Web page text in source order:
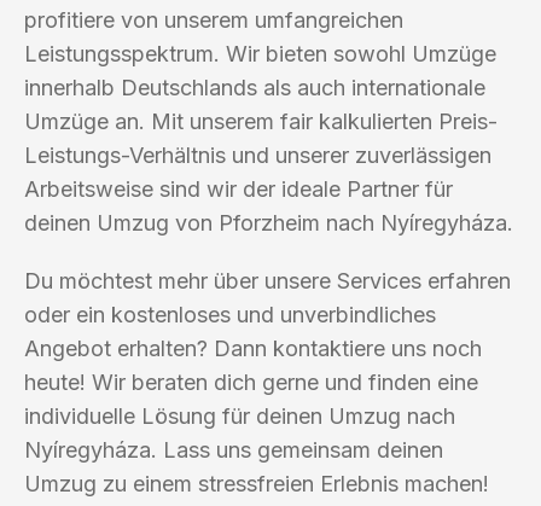
profitiere von unserem umfangreichen
Leistungsspektrum. Wir bieten sowohl Umzüge
innerhalb Deutschlands als auch internationale
Umzüge an. Mit unserem fair kalkulierten Preis-
Leistungs-Verhältnis und unserer zuverlässigen
Arbeitsweise sind wir der ideale Partner für
deinen Umzug von Pforzheim nach Nyíregyháza.
Du möchtest mehr über unsere Services erfahren
oder ein kostenloses und unverbindliches
Angebot erhalten? Dann kontaktiere uns noch
heute! Wir beraten dich gerne und finden eine
individuelle Lösung für deinen Umzug nach
Nyíregyháza. Lass uns gemeinsam deinen
Umzug zu einem stressfreien Erlebnis machen!